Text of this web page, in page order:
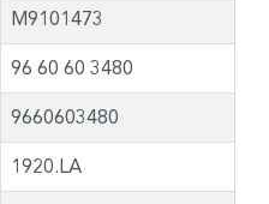
M9101473
96 60 60 3480
9660603480
1920.LA